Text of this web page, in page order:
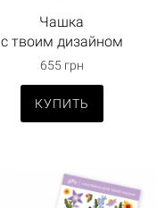
Чашка
с твоим дизайном
655 грн
КУПИТЬ